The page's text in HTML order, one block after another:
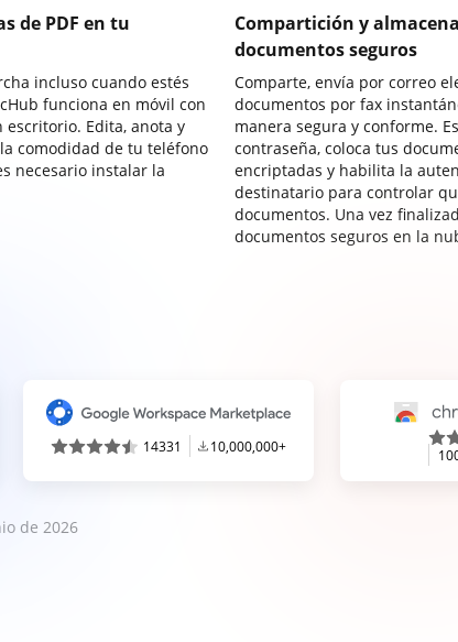
de PDF en tu
incluso cuando estés
funciona en móvil con
Edita, anota y
comodidad de tu teléfono
necesario instalar la
Compartición y
documentos seguros
Comparte, envía por correo
documentos por fax
manera segura y conforme.
contraseña, coloca tus
encriptadas y habilita la
destinatario para controlar
documentos. Una vez
documentos seguros en la
14331 10,000,000+
de 2026